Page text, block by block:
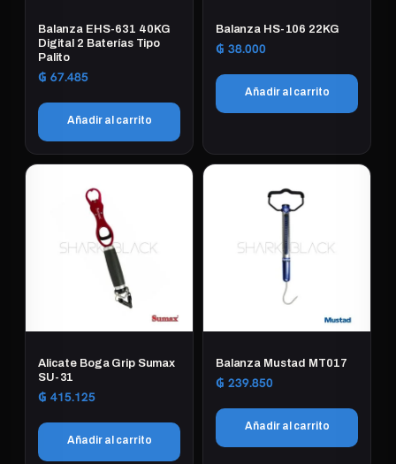
Balanza EHS-631 40KG
Digital 2 Baterías Tipo
Palito
₲ 67.485
Añadir al carrito
Balanza HS-106 22KG
₲ 38.000
Añadir al carrito
Alicate Boga Grip Sumax
SU-31
₲ 415.125
Añadir al carrito
Balanza Mustad MT017
₲ 239.850
Añadir al carrito